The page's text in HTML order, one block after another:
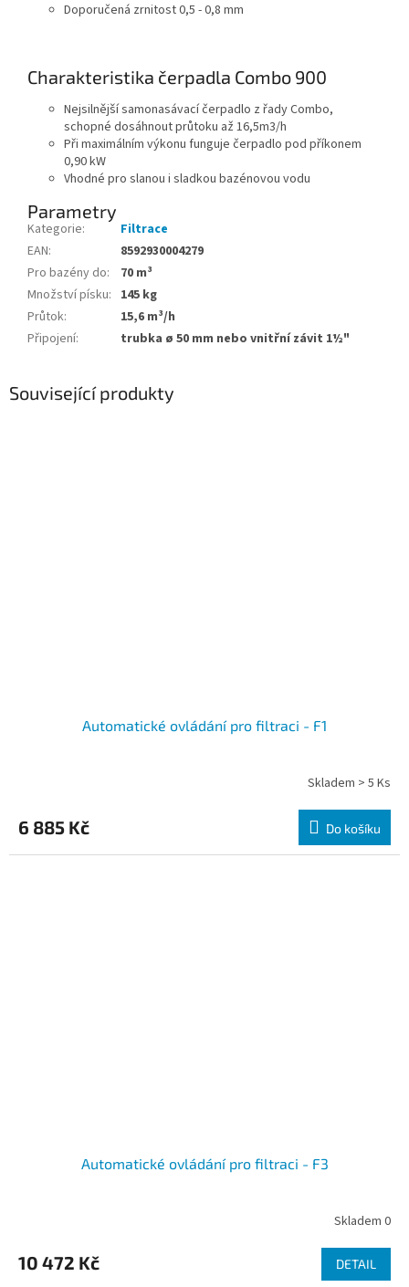
Doporučená zrnitost 0,5 - 0,8 mm
Charakteristika čerpadla Combo 900
Nejsilnější samonasávací čerpadlo z řady Combo,
schopné dosáhnout průtoku až 16,5m3/h
Při maximálním výkonu funguje čerpadlo pod příkonem
0,90 kW
Vhodné pro slanou i sladkou bazénovou vodu
Parametry
Kategorie:
Filtrace
EAN:
8592930004279
Pro bazény do:
70 m³
Množství písku: 145 kg
Průtok:
15,6 m³/h
Připojení: trubka ø 50 mm nebo vnitřní závit 1½"
Související produkty
Automatické ovládání pro filtraci - F1
Skladem > 5 Ks
6 885 Kč Do košíku
Automatické ovládání pro filtraci - F3
Skladem 0
10 472 Kč DETAIL